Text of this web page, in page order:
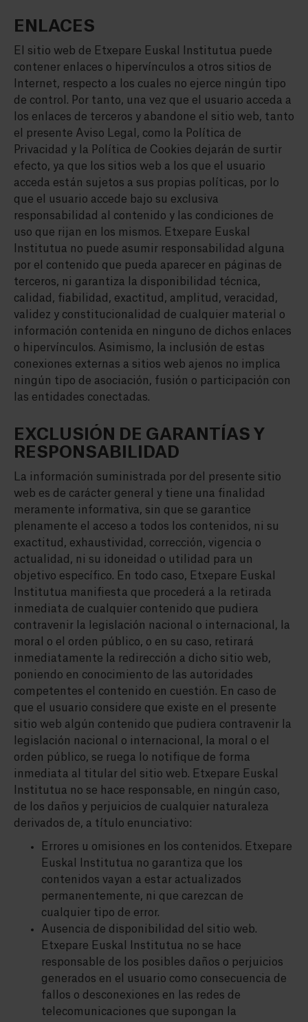
ENLACES
El sitio web de Etxepare Euskal Institutua puede
contener enlaces o hipervínculos a otros sitios de
Internet, respecto a los cuales no ejerce ningún tipo
de control. Por tanto, una vez que el usuario acceda a
los enlaces de terceros y abandone el sitio web, tanto
el presente Aviso Legal, como la Política de
Privacidad y la Política de Cookies dejarán de surtir
efecto, ya que los sitios web a los que el usuario
acceda están sujetos a sus propias políticas, por lo
que el usuario accede bajo su exclusiva
responsabilidad al contenido y las condiciones de
uso que rijan en los mismos. Etxepare Euskal
Institutua no puede asumir responsabilidad alguna
por el contenido que pueda aparecer en páginas de
terceros, ni garantiza la disponibilidad técnica,
calidad, fiabilidad, exactitud, amplitud, veracidad,
validez y constitucionalidad de cualquier material o
información contenida en ninguno de dichos enlaces
o hipervínculos. Asimismo, la inclusión de estas
conexiones externas a sitios web ajenos no implica
ningún tipo de asociación, fusión o participación con
las entidades conectadas.
EXCLUSIÓN DE GARANTÍAS Y
RESPONSABILIDAD
La información suministrada por del presente sitio
web es de carácter general y tiene una finalidad
meramente informativa, sin que se garantice
plenamente el acceso a todos los contenidos, ni su
exactitud, exhaustividad, corrección, vigencia o
actualidad, ni su idoneidad o utilidad para un
objetivo específico. En todo caso, Etxepare Euskal
Institutua manifiesta que procederá a la retirada
inmediata de cualquier contenido que pudiera
contravenir la legislación nacional o internacional, la
moral o el orden público, o en su caso, retirará
inmediatamente la redirección a dicho sitio web,
poniendo en conocimiento de las autoridades
competentes el contenido en cuestión. En caso de
que el usuario considere que existe en el presente
sitio web algún contenido que pudiera contravenir la
legislación nacional o internacional, la moral o el
orden público, se ruega lo notifique de forma
inmediata al titular del sitio web. Etxepare Euskal
Institutua no se hace responsable, en ningún caso,
de los daños y perjuicios de cualquier naturaleza
derivados de, a título enunciativo:
Errores u omisiones en los contenidos. Etxepare
Euskal Institutua no garantiza que los
contenidos vayan a estar actualizados
permanentemente, ni que carezcan de
cualquier tipo de error.
Ausencia de disponibilidad del sitio web.
Etxepare Euskal Institutua no se hace
responsable de los posibles daños o perjuicios
generados en el usuario como consecuencia de
fallos o desconexiones en las redes de
telecomunicaciones que supongan la